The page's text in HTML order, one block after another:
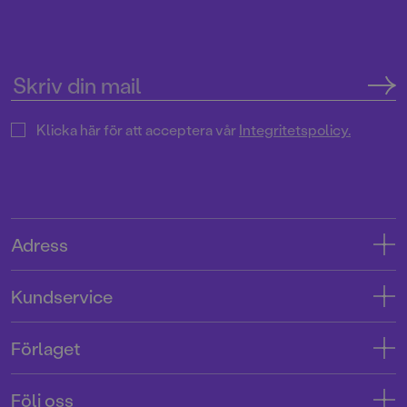
Klicka här för att acceptera vårIntegritetspolicy.
Adress
08-769 88 00
Tryckerigatan 4
103 12 Stockholm
Kundservice
Användarvillkor intressenter
Förlaget
Följ oss